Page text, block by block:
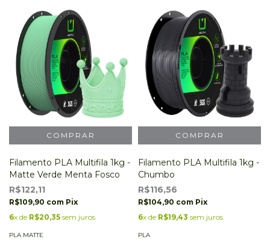
Filamento PLA Multifila 1kg -
Matte Verde Menta Fosco
R$122,11
R$109,90 com Pix
6x de R$20,35 sem juros
PLA MATTE
Filamento PLA Multifila 1kg -
Chumbo
R$116,56
R$104,90 com Pix
6x de R$19,43 sem juros
PLA